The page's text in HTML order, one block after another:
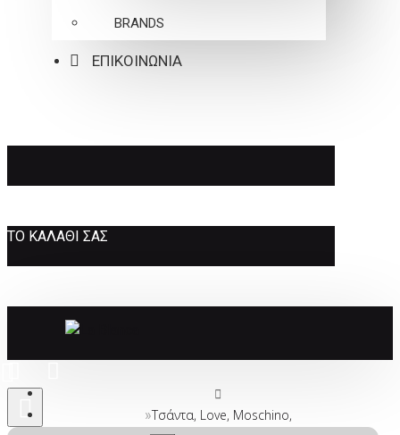
BRANDS
ΕΠΙΚΟΙΝΩΝΙΑ
ΤΟ ΚΑΛΆΘΙ ΣΑΣ
Τσάντα, Love, Moschino,